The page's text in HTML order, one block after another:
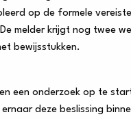
op de formele
melder krijgt nog twee
bewijsstukken.
een onderzoek op te
deze beslissing